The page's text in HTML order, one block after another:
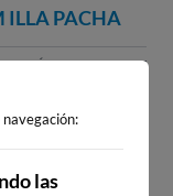
ILLA PACHA
MAREAS
las